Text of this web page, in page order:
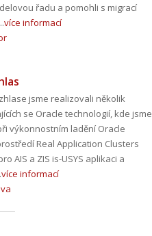
řadu a pomohli s migrací
více informací
jsme realizovali několik
se Oracle technologií, kde jsme
výkonnostním ladění Oracle
Real Application Clusters
AIS a ZIS is-USYS aplikaci a
více informací